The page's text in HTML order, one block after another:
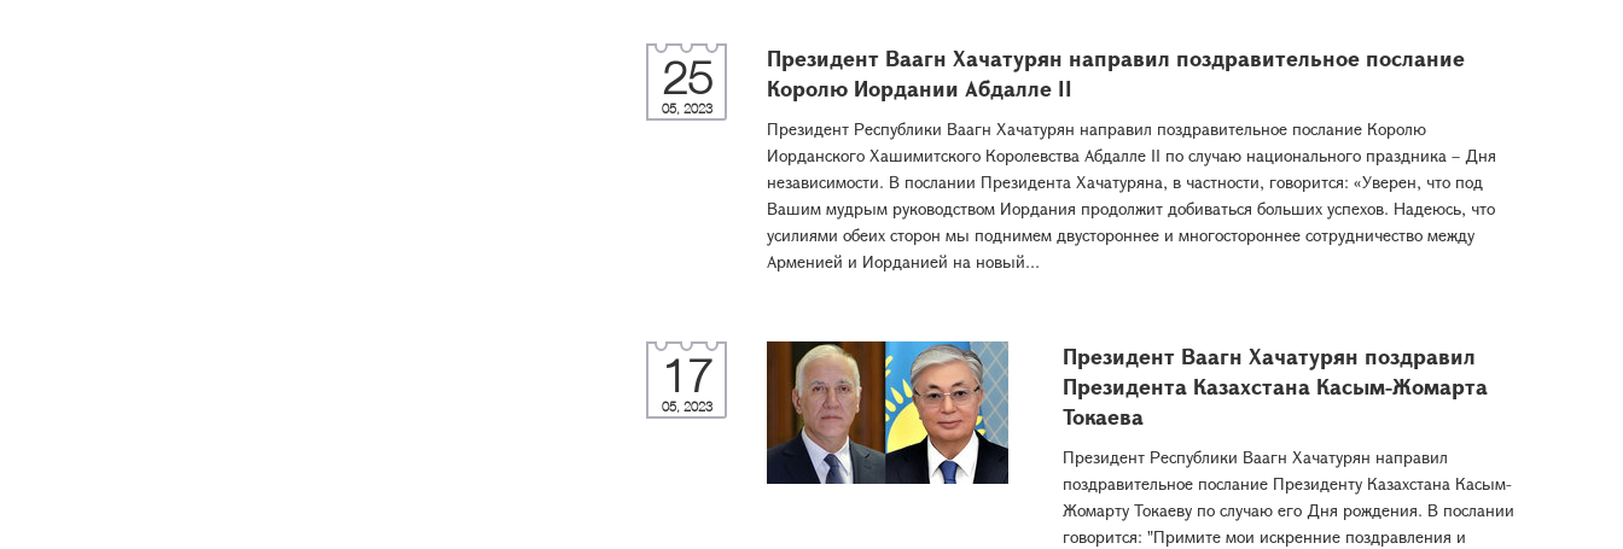
25
05, 2023
Президент Ваагн Хачатурян направил поздравительное послание
Королю Иордании Абдалле II
Президент Республики Ваагн Хачатурян направил поздравительное послание Королю
Иорданского Хашимитского Королевства Абдалле II по случаю национального праздника – Дня
независимости. В послании Президента Хачатуряна, в частности, говорится: «Уверен, что под
Вашим мудрым руководством Иордания продолжит добиваться больших успехов. Надеюсь, что
усилиями обеих сторон мы поднимем двустороннее и многостороннее сотрудничество между
Арменией и Иорданией на новый...
17
05, 2023
Президент Ваагн Хачатурян поздравил
Президента Казахстана Касым-Жомарта
Токаева
Президент Республики Ваагн Хачатурян направил
поздравительное послание Президенту Казахстана Касым-
Жомарту Токаеву по случаю его Дня рождения. В послании
говорится: "Примите мои искренние поздравления и